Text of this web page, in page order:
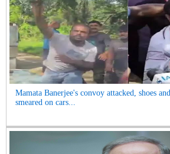
Mamata Banerjee's convoy attacked, shoes
smeared on cars...